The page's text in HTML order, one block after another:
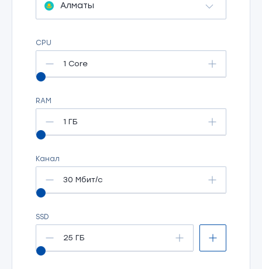
Алматы
CPU
1 Core
RAM
1 ГБ
Канал
30 Мбит/c
SSD
25 ГБ